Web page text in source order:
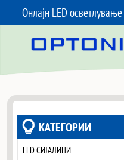
Онлајн LED осветлување
КАТЕГОРИИ
LED СИЈАЛИЦИ